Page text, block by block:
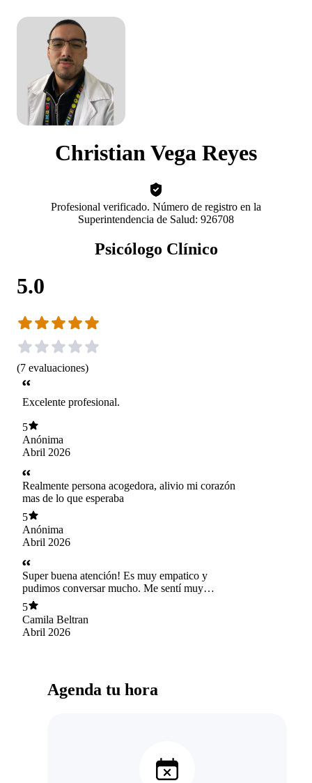
Christian Vega Reyes
Profesional verificado. Número de registro en la
Superintendencia de Salud: 926708
Psicólogo Clínico
5.0
(7 evaluaciones)
Excelente profesional.
5
Anónima
Abril 2026
Realmente persona acogedora, alivio mi corazón
mas de lo que esperaba
5
Anónima
Abril 2026
Super buena atención! Es muy empatico y
pudimos conversar mucho. Me sentí muy
cómoda durante la sesión.
5
Camila Beltran
Abril 2026
Agenda tu hora